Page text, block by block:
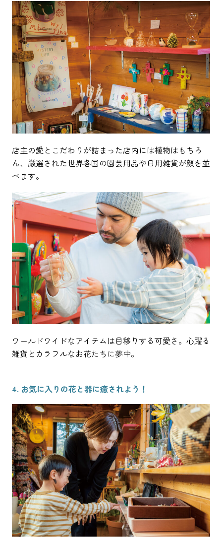
店主の愛とこだわりが詰まった店内には植物はもちろ
ん、厳選された世界各国の園芸用品や日用雑貨が顔を並
べます。
ワールドワイドなアイテムは目移りする可愛さ。心躍る
雑貨とカラフルなお花たちに夢中。
4. お気に入りの花と器に癒されよう！